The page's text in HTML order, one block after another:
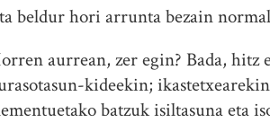
beldur hori arrunta bezain
aurrean, zer egin? Bada,
kideekin;
batzuk isiltasuna eta